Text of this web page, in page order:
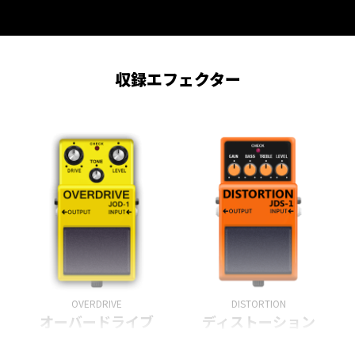
収録エフェクター
OVERDRIVE
オーバードライブ
DISTORTION
ディストーション